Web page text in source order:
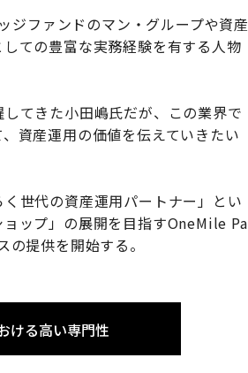
ジファンドのマン・グループや資産
ての豊富な実務経験を有する人物
てきた小田嶋氏だが、この業界で
資産運用の価値を伝えていきたい
世代の資産運用パートナー」とい
ップ」の展開を目指すOneMile Pa
提供を開始する。
ける高い専門性